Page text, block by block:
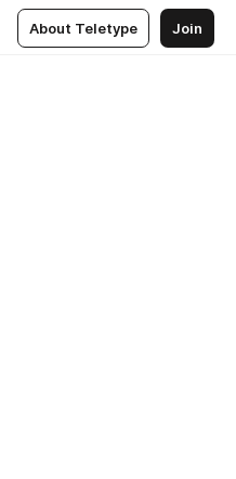
About Teletype Join